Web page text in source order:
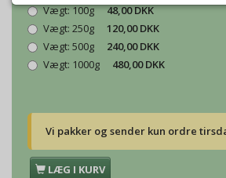
Vægt:100g
48,00 DKK
Vægt: 250g
120,00 DKK
Vægt: 500g
240,00 DKK
Vægt: 1000g 480,00 DKK
Vi pakker og sender kun ordre
LÆG I KURV